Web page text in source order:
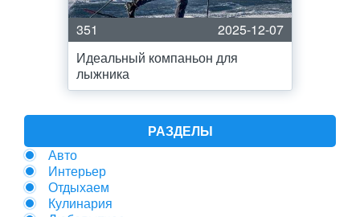
351
2025-12-07
Идеальный компаньон для
лыжника
РАЗДЕЛЫ
Авто
Интерьер
Отдыхаем
Кулинария